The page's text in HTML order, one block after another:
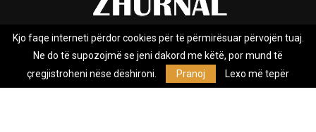
Rreth nesh Impresumi Marketing
Kontakt
Privacy Policy
Zhurnal.mk është Agjenci e Lajmeve e pavarur, e themeluar në vitin
Kjo faqe interneti përdor cookies për të përmirësuar përvojën tuaj.
Ne do të supozojmë se jeni dakord me këtë, por mund të
çregjistroheni nëse dëshironi.
Pranoj Lexo më tepër